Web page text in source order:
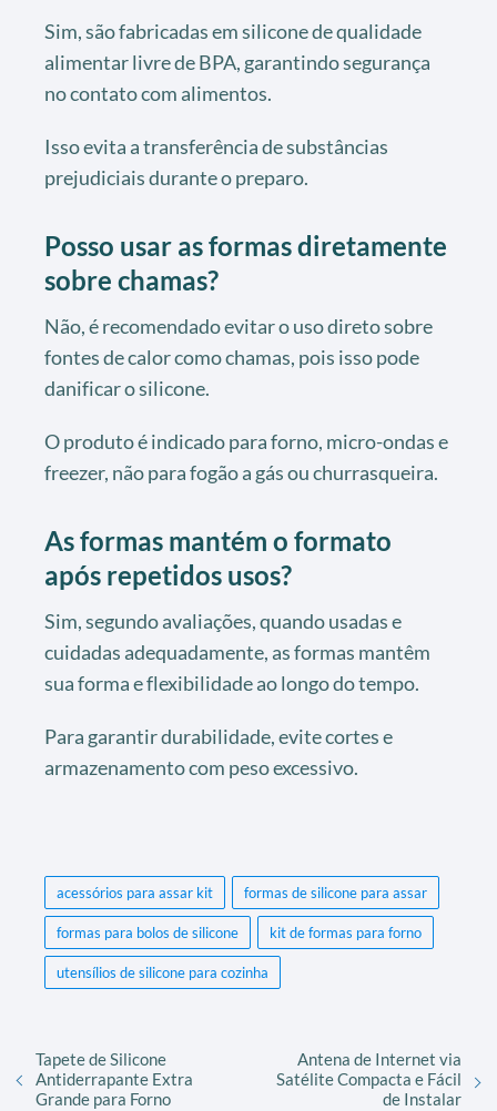
Sim, são fabricadas em silicone de qualidade
alimentar livre de BPA, garantindo segurança
no contato com alimentos.
Isso evita a transferência de substâncias
prejudiciais durante o preparo.
Posso usar as formas diretamente
sobre chamas?
Não, é recomendado evitar o uso direto sobre
fontes de calor como chamas, pois isso pode
danificar o silicone.
O produto é indicado para forno, micro-ondas e
freezer, não para fogão a gás ou churrasqueira.
As formas mantém o formato
após repetidos usos?
Sim, segundo avaliações, quando usadas e
cuidadas adequadamente, as formas mantêm
sua forma e flexibilidade ao longo do tempo.
Para garantir durabilidade, evite cortes e
armazenamento com peso excessivo.
acessórios para assar kit formas de silicone para assar
formas para bolos de silicone kit de formas para forno
utensílios de silicone para cozinha
Tapete de Silicone
Antiderrapante Extra
Grande para Forno
Antena de Internet via
Satélite Compacta e Fácil
de Instalar